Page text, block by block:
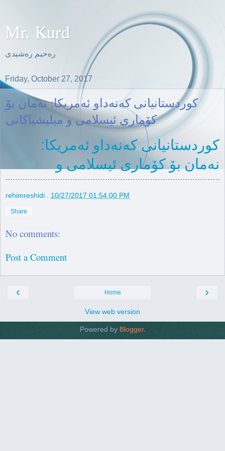
Mr. Kurd
ره‌حیم ره‌شیدی
Friday, October 27, 2017
کوردستانیانی کەنەداو ئەمریکا: نەمان بۆ
کۆماری ئیسلامی و میلیشیاکانی
کوردستانیانی کەنەداو ئەمریکا:
نەمان بۆ کۆماری ئیسلامی و
میلیشیاکانی
rehimreshidi 10/27/2017 01:54:00 PM
Share
No comments:
Post a Comment
‹ ›
Home
View web version
Powered by Blogger.